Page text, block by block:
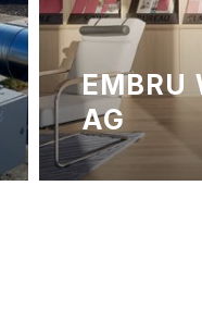
LES